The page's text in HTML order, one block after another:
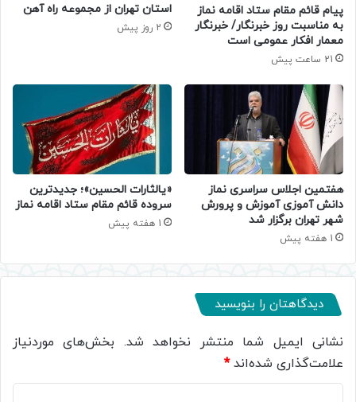
پیام قائم مقام ستاد اقامه نماز
به مناسبت روز خبرنگار/ خبرنگار
معمار افکار عمومی است
21 ساعت پیش
استان تهران از مجموعه راه آهن
2 روز پیش
هفتمین اجلاس سراسری نماز
دانش آموزی آموزش و پرورش
شهر تهران برگزار شد
1 هفته پیش
«یالثارات الحسین»؛ جدیدترین
سروده قائم مقام ستاد اقامه نماز
1 هفته پیش
دیدگاهتان را بنویسید
نشانی ایمیل شما منتشر نخواهد شد. بخش‌های موردنیاز
علامت‌گذاری شده‌اند*